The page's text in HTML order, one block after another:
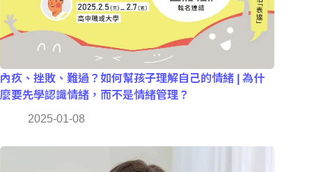
內疚、挫敗、難過？如何幫孩子理解自己的情緒 | 為什
麼要先學認識情緒，而不是情緒管理？
2025-01-08